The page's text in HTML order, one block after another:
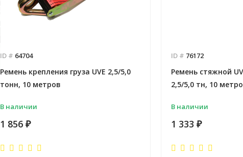
ID # 64704
Ремень крепления груза UVE 2,5/5,0
тонн, 10 метров
В наличии
1 856 ₽
ID # 76172
Ремень стяжной
2,5/5,0 тн, 10
В наличии
1 333 ₽